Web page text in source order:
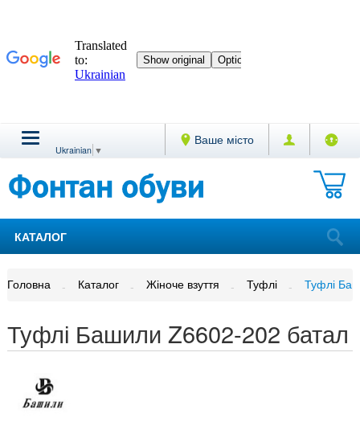
Ваше місто
Ukrainian ▼
КАТАЛОГ
Головна Каталог Жіноче взуття Туфлі Туфлі
Туфлі Башили Z6602-202 батал